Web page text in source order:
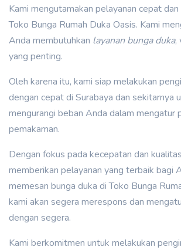
Kami mengutamakan pelayanan cepat
Toko Bunga Rumah Duka Oasis. Kami
Anda membutuhkan layanan bunga duka,
yang penting.
Oleh karena itu, kami siap melakukan
dengan cepat di Surabaya dan sekitarnya
mengurangi beban Anda dalam mengatur
pemakaman.
Dengan fokus pada kecepatan dan
memberikan pelayanan yang terbaik bagi
memesan bunga duka di Toko Bunga
kami akan segera merespons dan
dengan segera.
Kami berkomitmen untuk melakukan